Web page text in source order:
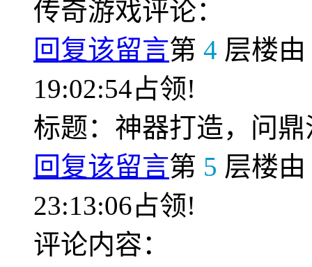
传奇游戏评论：
回复该留言第 4 层楼由
19:02:54占领!
标题：神器打造，问
回复该留言第 5 层楼由
23:13:06占领!
评论内容：